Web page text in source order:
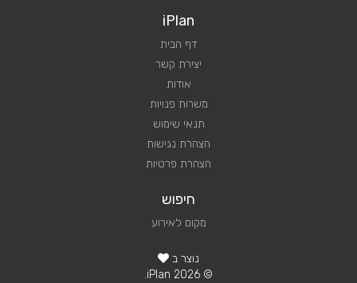
iPlan
דף הבית
יצירת קשר
אודות
משרות פנויות
תנאי שימוש
הצהרת נגישות
הצהרת פרטיות
חיפוש
מקום לאירוע
נוצר ב
© 2026 iPlan.